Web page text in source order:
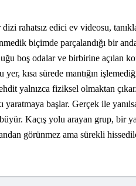
rahatsız edici ev videosu,
biçimde parçalandığı bir
boş odalar ve birbirine açılan
yer, kısa sürede mantığın
yalnızca fiziksel olmaktan
başlar. Gerçek ile
Kaçış yolu arayan grup, bir
görünmez ama sürekli